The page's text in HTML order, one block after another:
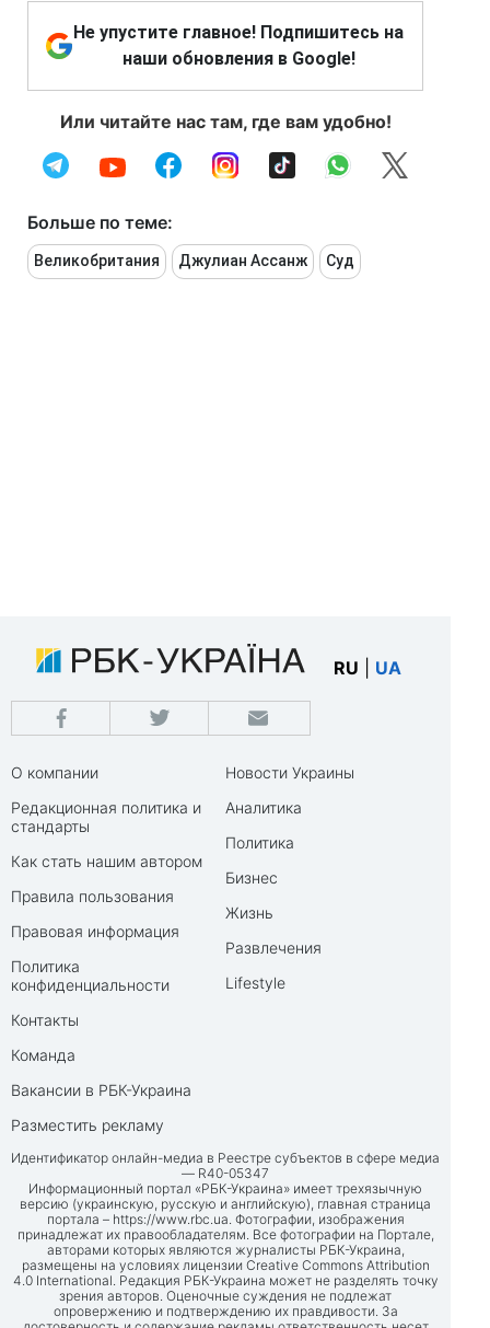
Не упустите главное! Подпишитесь на
наши обновления в Google!
Или читайте нас там, где вам удобно!
Больше по теме:
Великобритания Джулиан Ассанж Суд
RU UA
О компании
Редакционная политика и
стандарты
Как стать нашим автором
Правила пользования
Правовая информация
Политика
конфиденциальности
Контакты
Команда
Вакансии в РБК-Украина
Разместить рекламу
Новости Украины
Аналитика
Политика
Бизнес
Жизнь
Развлечения
Lifestyle
Идентификатор онлайн-медиа в Реестре субъектов в сфере медиа
— R40-05347
Информационный портал «РБК-Украина» имеет трехязычную
версию (украинскую, русскую и английскую), главная страница
портала – https://www.rbc.ua. Фотографии, изображения
принадлежат их правообладателям. Все фотографии на Портале,
авторами которых являются журналисты РБК-Украина,
размещены на условиях лицензии Creative Commons Attribution
4.0 International. Редакция РБК-Украина может не разделять точку
зрения авторов. Оценочные суждения не подлежат
опровержению и подтверждению их правдивости. За